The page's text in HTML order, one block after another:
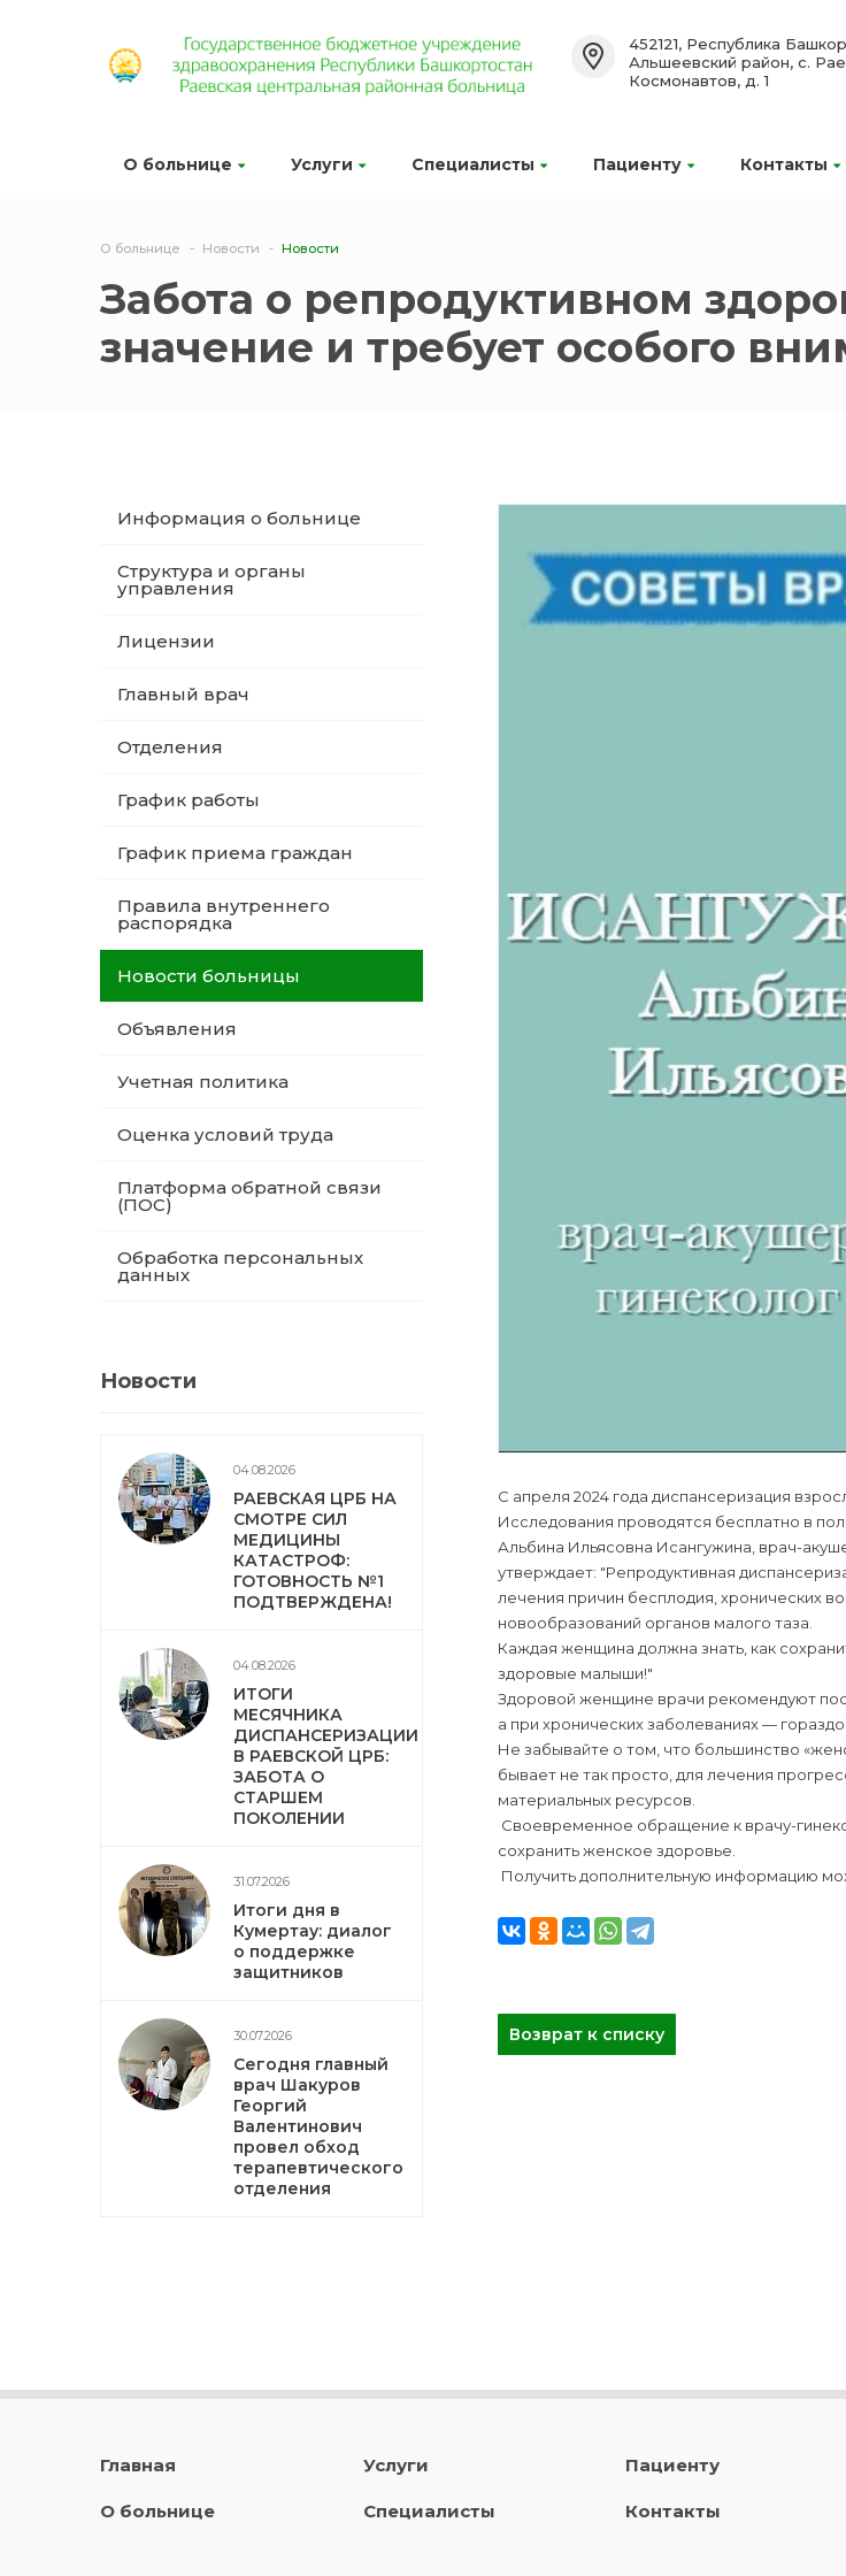
О больнице Услуги Специалисты Пациенту Контакты
452121, Республика
Альшеевский район, с.
Космонавтов, д. 1
О больнице Новости Новости
Забота о репродуктивном
значение и требует особого
Информация о больнице
Структура и органы
управления
Лицензии
Главный врач
Отделения
График работы
График приема граждан
Правила внутреннего
распорядка
Новости больницы
Объявления
Учетная политика
Оценка условий труда
Платформа обратной связи
(ПОС)
Обработка персональных
данных
Новости
04.08.2026
РАЕВСКАЯ ЦРБ НА
СМОТРЕ СИЛ
МЕДИЦИНЫ
КАТАСТРОФ:
ГОТОВНОСТЬ №1
ПОДТВЕРЖДЕНА!
04.08.2026
ИТОГИ
МЕСЯЧНИКА
ДИСПАНСЕРИЗАЦИИ
В РАЕВСКОЙ ЦРБ:
ЗАБОТА О
СТАРШЕМ
ПОКОЛЕНИИ
31.07.2026
Итоги дня в
Кумертау: диалог
о поддержке
защитников
30.07.2026
Сегодня главный
врач Шакуров
Георгий
Валентинович
провел обход
терапевтического
отделения
С апреля 2024 года диспансеризация
Исследования проводятся бесплатно в
Альбина Ильясовна Исангужина, врач-
утверждает: "Репродуктивная
лечения причин бесплодия, хронических
новообразований органов малого таза.
Каждая женщина должна знать, как
здоровые малыши!"
Здоровой женщине врачи рекомендуют
а при хронических заболеваниях —
Не забывайте о том, что большинство
бывает не так просто, для лечения
материальных ресурсов.
Своевременное обращение к врачу-
сохранить женское здоровье.
Получить дополнительную информацию
Возврат к списку
Главная
О больнице
Услуги
Специалисты
Пациенту
Контакты